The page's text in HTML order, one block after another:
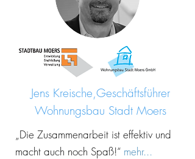
Jens Kreische,Geschäftsführer
Wohnungsbau Stadt Moers
„Die Zusammenarbeit ist effektiv und
macht auch noch Spaß!“ mehr...